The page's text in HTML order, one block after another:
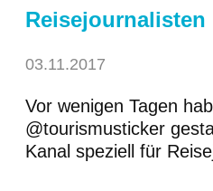
Reisejournalisten
03.11.2017
Vor wenigen Tagen
@tourismusticker
Kanal speziell für